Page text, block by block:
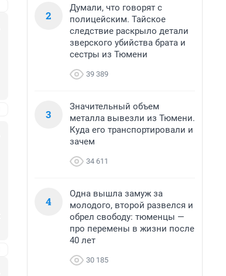
2
Думали, что говорят с
полицейским. Тайское
следствие раскрыло детали
зверского убийства брата и
сестры из Тюмени
39 389
3
Значительный объем
металла вывезли из Тюмени.
Куда его транспортировали и
зачем
34 611
4
Одна вышла замуж за
молодого, второй развелся и
обрел свободу: тюменцы —
про перемены в жизни после
40 лет
30 185